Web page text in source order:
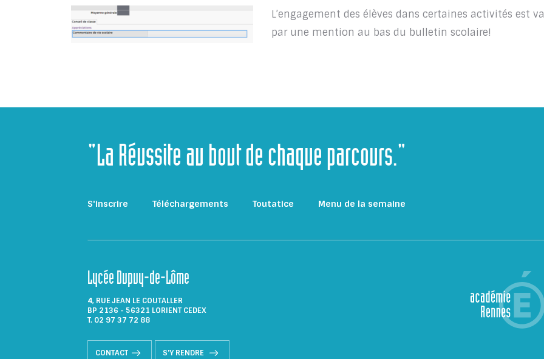
L’engagement des élèves dans certaines activités est
par une mention au bas du bulletin scolaire!
"La Réussite au bout de chaque parcours."
S'inscrire Téléchargements Toutatice Menu de la semaine
Lycée Dupuy-de-Lôme
4, RUE JEAN LE COUTALLER
BP 2136 - 56321 LORIENT CEDEX
T. 02 97 37 72 88
CONTACT S'Y RENDRE